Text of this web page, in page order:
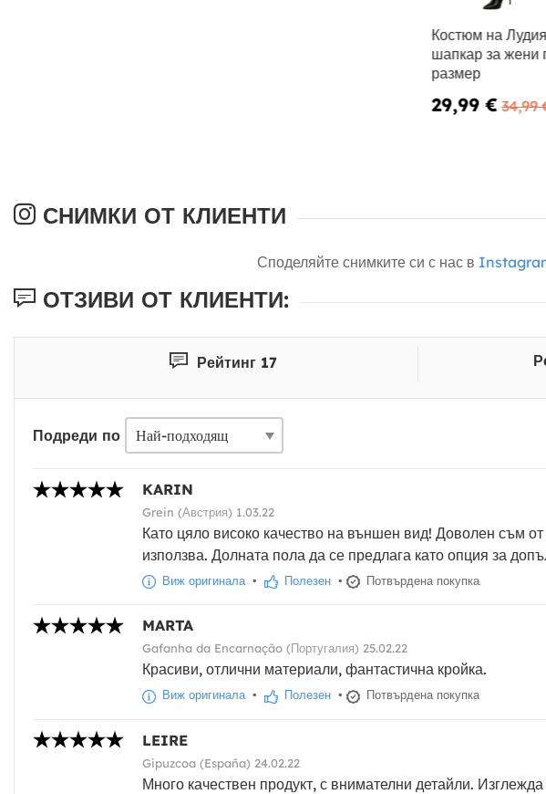
Костюм на Лудия
шапкар за жени
размер
29,99 € 34,99
СНИМКИ ОТ КЛИЕНТИ
Споделяйте снимките си с нас в
ОТЗИВИ ОТ КЛИЕНТИ:
Рейтинг 17
Подреди по
KARIN
Grein (Австрия) 1.03.22
Като цяло високо качество на външен вид! Доволен съм
използва. Долната пола да се предлага като опция за
Виж оригинала• Полезен • Потвърдена покупка
MARTA
Gafanha da Encarnação (Португалия) 25.02.22
Красиви, отлични материали, фантастична кройка.
Виж оригинала• Полезен • Потвърдена покупка
LEIRE
Gipuzcoa (España) 24.02.22
Много качествен продукт, с внимателни детайли.